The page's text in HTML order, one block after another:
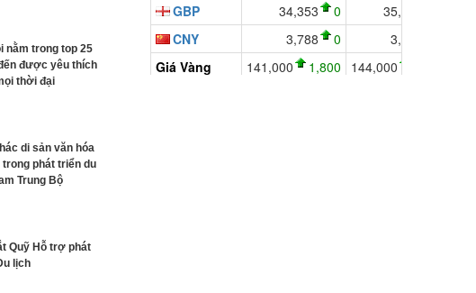
nằm trong top 25
được yêu thích
thời đại
di sản văn hóa
trong phát triển du
Trung Bộ
Quỹ Hỗ trợ phát
lịch